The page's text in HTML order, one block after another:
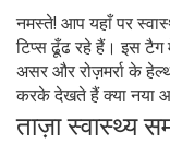
नमस्ते! आप यहाँ पर
टिप्स ढूँढ रहे हैं। इस टैग
असर और रोज़मर्रा के
करके देखते हैं क्या नया
ताज़ा स्वास्थ्य